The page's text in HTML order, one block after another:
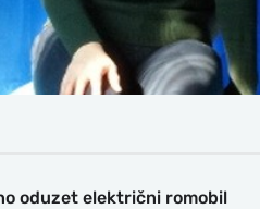
oduzet električni romobil